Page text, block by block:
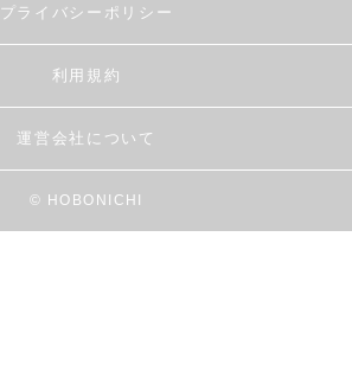
プライバシーポリシー
利用規約
運営会社について
© HOBONICHI